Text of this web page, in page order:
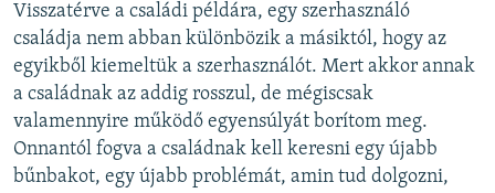
Visszatérve a családi példára, egy szerhasználó
családja nem abban különbözik a másiktól, hogy az
egyikből kiemeltük a szerhasználót. Mert akkor annak
a családnak az addig rosszul, de mégiscsak
valamennyire működő egyensúlyát borítom meg.
Onnantól fogva a családnak kell keresni egy újabb
bűnbakot, egy újabb problémát, amin tud dolgozni,